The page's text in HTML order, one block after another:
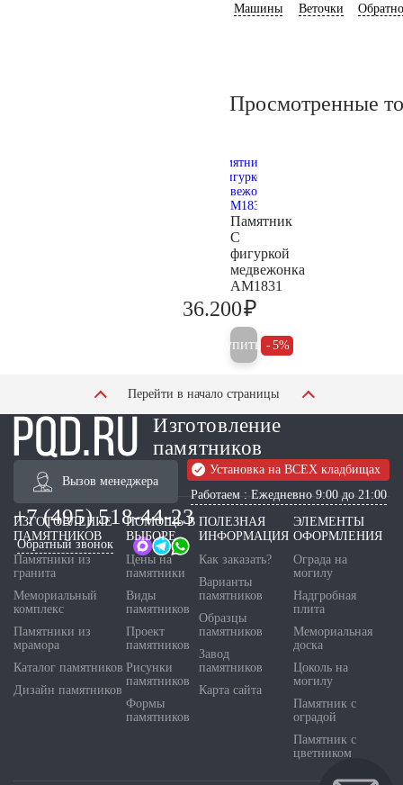
Машины Веточки
Просмотренные
Памятник
С
фигуркой
медвежонка
AM1831
36.200₽
Купить 5%
Перейти в начало страницы
Изготовление
памятников
Вызов менеджера
Установка на ВСЕХ кладбищах
Работаем : Ежедневно 9:00 до 21:00
+7 (495) 518-44-23
Обратный звонок
ИЗГОТОВЛЕНИЕ
ПАМЯТНИКОВ
Памятники из
гранита
Мемориальный
комплекс
Памятники из
мрамора
Каталог памятников
Дизайн памятников
ПОМОЩЬ В
ВЫБОРЕ
Цены на
памятники
Виды
памятников
Проект
памятников
Рисунки
памятников
Формы
памятников
ПОЛЕЗНАЯ
ИНФОРМАЦИЯ
Как заказать?
Варианты
памятников
Образцы
памятников
Завод
памятников
Карта сайта
ЭЛЕМЕНТЫ
ОФОРМЛЕНИЯ
Ограда на
могилу
Надгробная
плита
Мемориальная
доска
Цоколь на
могилу
Памятник с
оградой
Памятник с
цветником